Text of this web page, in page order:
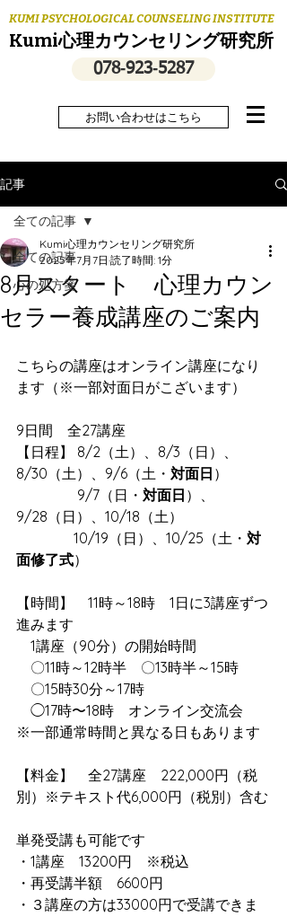
KUMI PSYCHOLOGICAL COUNSELING INSTITUTE
Kumi心理カウンセリング研究所
078‐923‐5287
お問い合わせはこちら
記事
全ての記事
心の処方箋
全ての記事
8月スタート 心理カウン
セラー養成講座のご案内
Kumi心理カウンセリング研究所
2025年7月7日 読了時間: 1分
こちらの講座はオンライン講座になり
ます（※一部対面日がこざいます）
9日間　全27講座
【日程】 8/2（土）、8/3（日）、
8/30（土）、9/6（土・ 対面日 ）
9/7（日・ 対面日 ）、
9/28（日）、10/18（土）
10/19（日）、10/25（土・ 対
面修了式）
【時間】　11時～18時　1日に3講座ずつ
進みます
1講座（90分）の開始時間
〇11時～12時半　〇13時半～15時
〇15時30分～17時
◯17時〜18時　オンライン交流会
※一部通常時間と異なる日もあります
【料金】　全27講座　222,000円（税
別）※テキスト代6,000円（税別）含む
単発受講も可能です
・1講座　13200円    ※税込
・再受講半額　6600円
・３講座の方は33000円で受講できま